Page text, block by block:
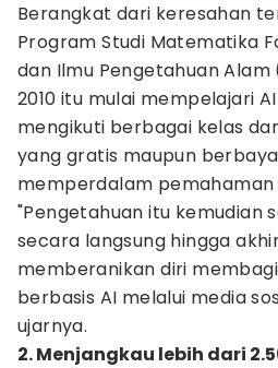
Berangkat dari keresahan
Program Studi Matematika
dan Ilmu Pengetahuan Alam
2010 itu mulai mempelajari
mengikuti berbagai kelas
yang gratis maupun
memperdalam
"Pengetahuan itu kemudian
secara langsung hingga
memberanikan diri
berbasis AI melalui media
ujarnya.
2. Menjangkau lebih dari